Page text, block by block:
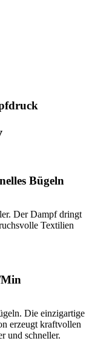
Bügeln
Der Dampf dringt
Textilien
Die einzigartige
erzeugt kraftvollen
und schneller.